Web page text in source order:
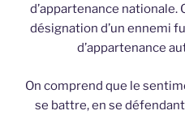
d’appartenance nationale.
désignation d’un ennemi
d’appartenance
On comprend que le
se battre, en se